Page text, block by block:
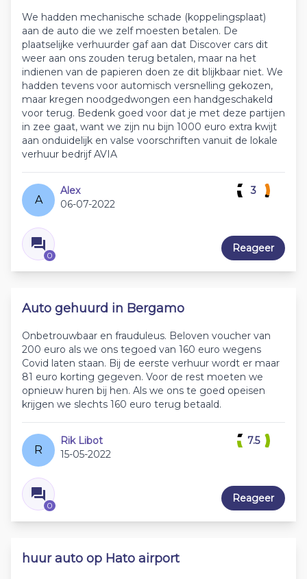
We hadden mechanische schade (koppelingsplaat)
aan de auto die we zelf moesten betalen. De
plaatselijke verhuurder gaf aan dat Discover cars dit
weer aan ons zouden terug betalen, maar na het
indienen van de papieren doen ze dit blijkbaar niet. We
hadden tevens voor automisch versnelling gekozen,
maar kregen noodgedwongen een handgeschakeld
voor terug. Bedenk goed voor dat je met deze partijen
in zee gaat, want we zijn nu bijn 1000 euro extra kwijt
aan onduidelijk en valse voorschriften vanuit de lokale
verhuur bedrijf AVIA
A
Alex
06-07-2022
0
3
Reageer
Auto gehuurd in Bergamo
Onbetrouwbaar en frauduleus. Beloven voucher van
200 euro als we ons tegoed van 160 euro wegens
Covid laten staan. Bij de eerste verhuur wordt er maar
81 euro korting gegeven. Voor de rest moeten we
opnieuw huren bij hen. Als we ons te goed opeisen
krijgen we slechts 160 euro terug betaald.
R
Rik Libot
15-05-2022
0
7.5
Reageer
huur auto op Hato airport